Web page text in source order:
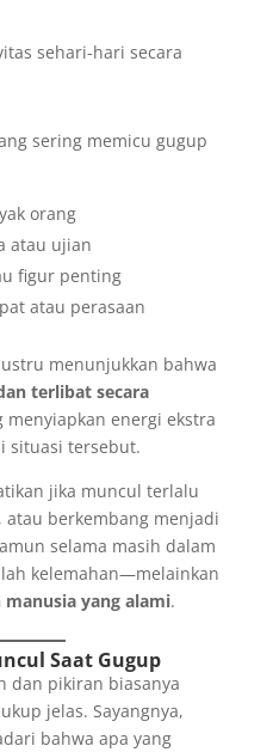
sehari-hari secara
sering memicu gugup
orang
atau ujian
figur penting
atau perasaan
menunjukkan bahwa
terlibat secara
menyiapkan energi ekstra
situasi tersebut.
jika muncul terlalu
berkembang menjadi
selama masih dalam
kelemahan—melainkan
yang alami.
Saat Gugup
dan pikiran biasanya
jelas. Sayangnya,
bahwa apa yang